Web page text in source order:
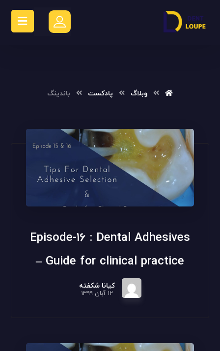
وبلاگ پادکست باندینگ
Episode-16 : Dental Adhesives
– Guide for clinical practice
کیانا شکفته
۱۲ آبان ۱۳۹۹